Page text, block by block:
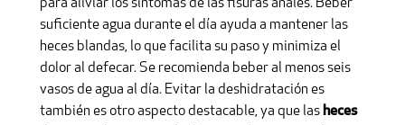
para aliviar los síntomas de las fisuras anales. Beber
suficiente agua durante el día ayuda a mantener las
heces blandas, lo que facilita su paso y minimiza el
dolor al defecar. Se recomienda beber al menos seis
vasos de agua al día. Evitar la deshidratación es
también es otro aspecto destacable, ya que lasheces